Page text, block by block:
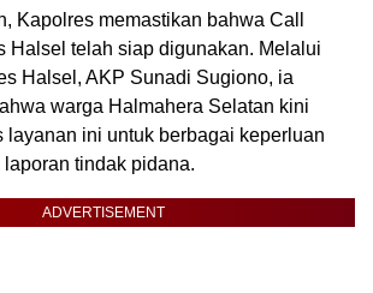
Kapolres memastikan bahwa Call
Halsel telah siap digunakan. Melalui
Halsel, AKP Sunadi Sugiono, ia
warga Halmahera Selatan kini
layanan ini untuk berbagai keperluan
tindak pidana.
ADVERTISEMENT